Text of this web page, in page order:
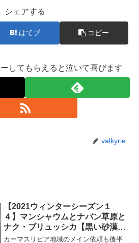
シェアする
はてブ コピー
してもらえると泣いて喜びます
valkyrie
【2021ウィンターシーズン１
４】マンシャウムとナバン草原と
ナク・ブリュッシカ【黒い砂漠冒
険日誌７５２】
カーマスリビア地域のメイン依頼も後半